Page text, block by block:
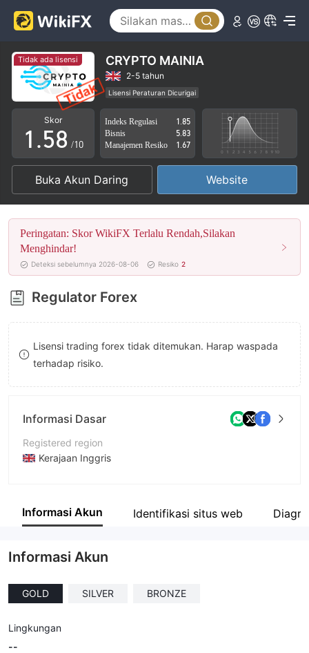
Tidak ada lisensi CRYPTO MAINIA
2-5 tahun
Lisensi Peraturan Dicurigai
Lingkup Bisnis Mencurigakan
Potensi risiko tinggi
Skor
0
1
2
3
4
5
6
7
8
9
.
1
2
3
4
5
6
7
8
9
4
5
6
7
8
9
/10
Indeks Regulasi
1.85
Bisnis
5.83
Manajemen Resiko
1.67
Buka Akun Daring Website
Peringatan: Skor WikiFX Terlalu Rendah,Silakan
Menghindar!
Deteksi sebelumnya 2026-08-06 Resiko 2
Regulator Forex
Lisensi trading forex tidak ditemukan. Harap waspada
terhadap risiko.
Informasi Dasar
Registered region
Kerajaan Inggris
Nama perusahaan
Informasi Akun Identifikasi situs web
Informasi Akun
GOLD SILVER BRONZE
Lingkungan
--